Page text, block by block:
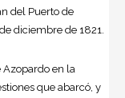
del Puerto de
diciembre de 1821.
en la
que abarcó, y